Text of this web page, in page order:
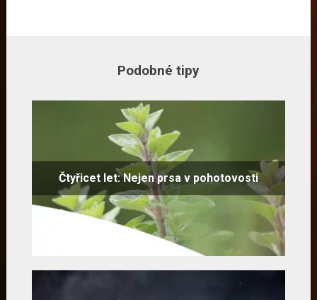
Podobné tipy
Čtyřicet let: Nejen prsa v pohotovosti